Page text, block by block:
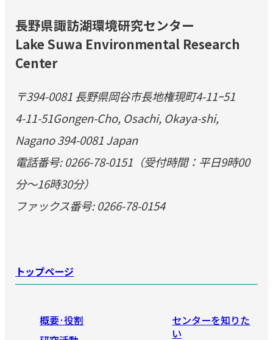
長野県諏訪湖環境研究センター
Lake Suwa Environmental Research
Center
〒394-0081 長野県岡谷市長地権現町4-11ｰ51
4-11-51Gongen-Cho, Osachi, Okaya-shi,
Nagano 394-0081 Japan
電話番号: 0266-78-0151（受付時間：平日9時00
分～16時30分）
ファックス番号: 0266-78-0154
トップページ
概要·役割
センターを知りた
い